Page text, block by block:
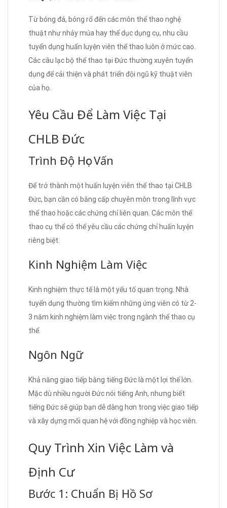
Từ bóng đá, bóng rổ đến các môn thể thao nghệ
thuật như nhảy múa hay thể dục dụng cụ, nhu cầu
tuyển dụng huấn luyện viên thể thao luôn ở mức cao.
Các câu lạc bộ thể thao tại Đức thường xuyên tuyển
dụng để cải thiện và phát triển đội ngũ kỹ thuật viên
của họ.
Yêu Cầu Để Làm Việc Tại
CHLB Đức
Trình Độ Học Vấn
Để trở thành một huấn luyện viên thể thao tại CHLB
Đức, bạn cần có bằng cấp chuyên môn trong lĩnh vực
thể thao hoặc các chứng chỉ liên quan. Các môn thể
thao cụ thể có thể yêu cầu các chứng chỉ huấn luyện
riêng biệt.
Kinh Nghiệm Làm Việc
Kinh nghiệm thực tế là một yếu tố quan trọng. Nhà
tuyển dụng thường tìm kiếm những ứng viên có từ 2-
3 năm kinh nghiệm làm việc trong ngành thể thao cụ
thể.
Ngôn Ngữ
Khả năng giao tiếp bằng tiếng Đức là một lợi thế lớn.
Mặc dù nhiều người Đức nói tiếng Anh, nhưng biết
tiếng Đức sẽ giúp bạn dễ dàng hơn trong việc giao tiếp
và xây dựng mối quan hệ với đồng nghiệp và học viên.
Quy Trình Xin Việc Làm và
Định Cư
Bước 1: Chuẩn Bị Hồ Sơ